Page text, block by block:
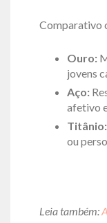
Comparativo
Ouro:
jovens
Aço:
afetivo
Titânio:
ou
Leia também: